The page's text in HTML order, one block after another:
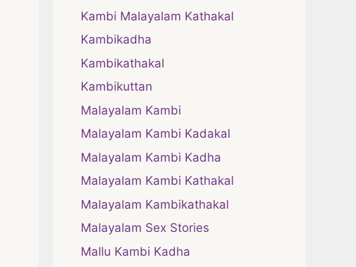
Kambi Malayalam Kathakal
Kambikadha
Kambikathakal
Kambikuttan
Malayalam Kambi
Malayalam Kambi Kadakal
Malayalam Kambi Kadha
Malayalam Kambi Kathakal
Malayalam Kambikathakal
Malayalam Sex Stories
Mallu Kambi Kadha